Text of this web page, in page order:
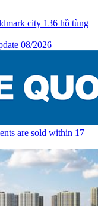
city 136 hồ tùng
08/2026
are sold within 17